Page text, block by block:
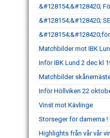
&#128154;&#128420;
&#128154;&#128420;
Matchbilder mot IBK
Inför IBK Lund 2 dec kl
Matchbilder
Inför Höllviken 22
Vinst mot Kävlinge
Storseger för damerna !
Highlights från vår vår